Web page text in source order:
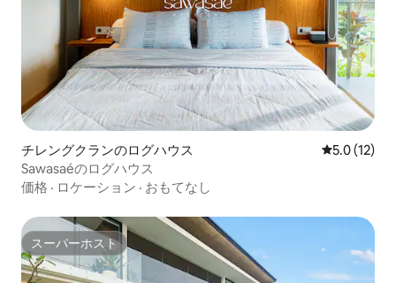
チレングクランのログハウス レビュー12
5.0 (12)
Sawasaéのログハウス
価格 · ロケーション · おもてなし
スーパーホスト
スーパーホスト